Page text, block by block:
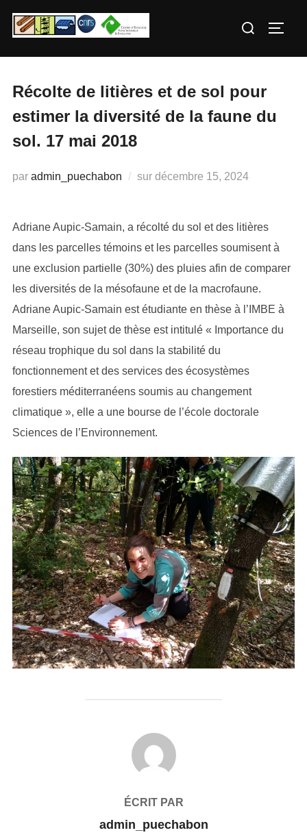
Rechercher :
Récolte de litières et de sol pour
estimer la diversité de la faune du
sol. 17 mai 2018
par admin_puechabon sur Publié
décembre 15, 2024
Adriane Aupic-Samain, a récolté du sol et des litières
dans les parcelles témoins et les parcelles soumisent à
une exclusion partielle (30%) des pluies afin de comparer
les diversités de la mésofaune et de la macrofaune.
Adriane Aupic-Samain est étudiante en thèse à l’IMBE à
Marseille, son sujet de thèse est intitulé « Importance du
réseau trophique du sol dans la stabilité du
fonctionnement et des services des écosystèmes
forestiers méditerranéens soumis au changement
climatique », elle a une bourse de l’école doctorale
Sciences de l’Environnement.
AUTEUR DE LA PUBLICATION
ÉCRIT PAR
admin_puechabon